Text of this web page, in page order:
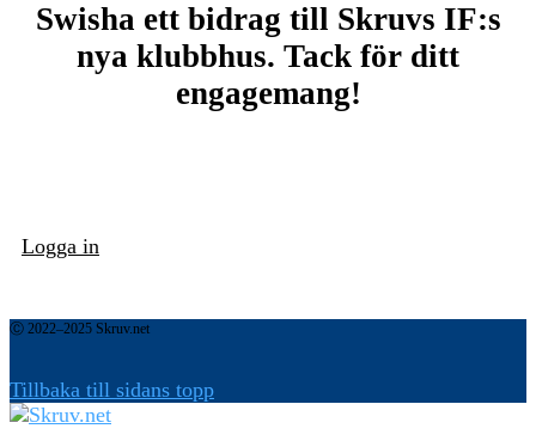
Swisha ett bidrag till Skruvs IF:s
nya klubbhus. Tack för ditt
engagemang!
Logga in
Ⓒ 2022–2025 Skruv.net
Tillbaka till sidans topp